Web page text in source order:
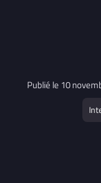
Publié le 10